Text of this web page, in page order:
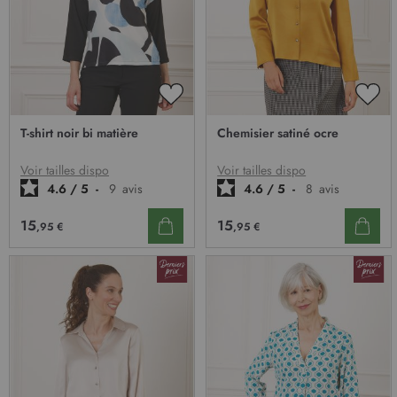
AJOUTER
D’ENVIE
T-shirt noir bi matière
Voir tailles dispo
4.6 / 5 - 9 avis
15,95 €
Chemisier satiné ocre
Voir tailles dispo
4.6 / 5 - 8 avis
15,95 €